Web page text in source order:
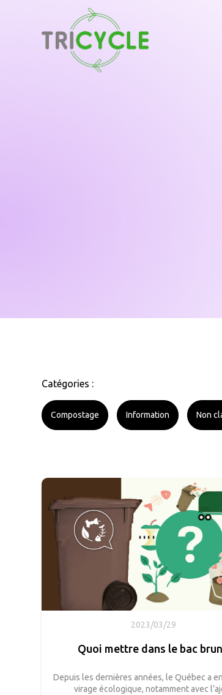
Catégories :
Compostage Information Non
2023/03/29
Quoi mettre dans le bac
Depuis les dernières années, le Québec a
virage écologique, notamment avec